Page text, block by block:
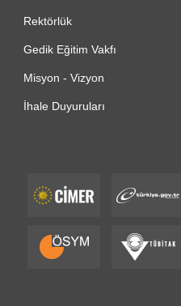
Rektörlük
Gedik Eğitim Vakfı
Misyon - Vizyon
İhale Duyuruları